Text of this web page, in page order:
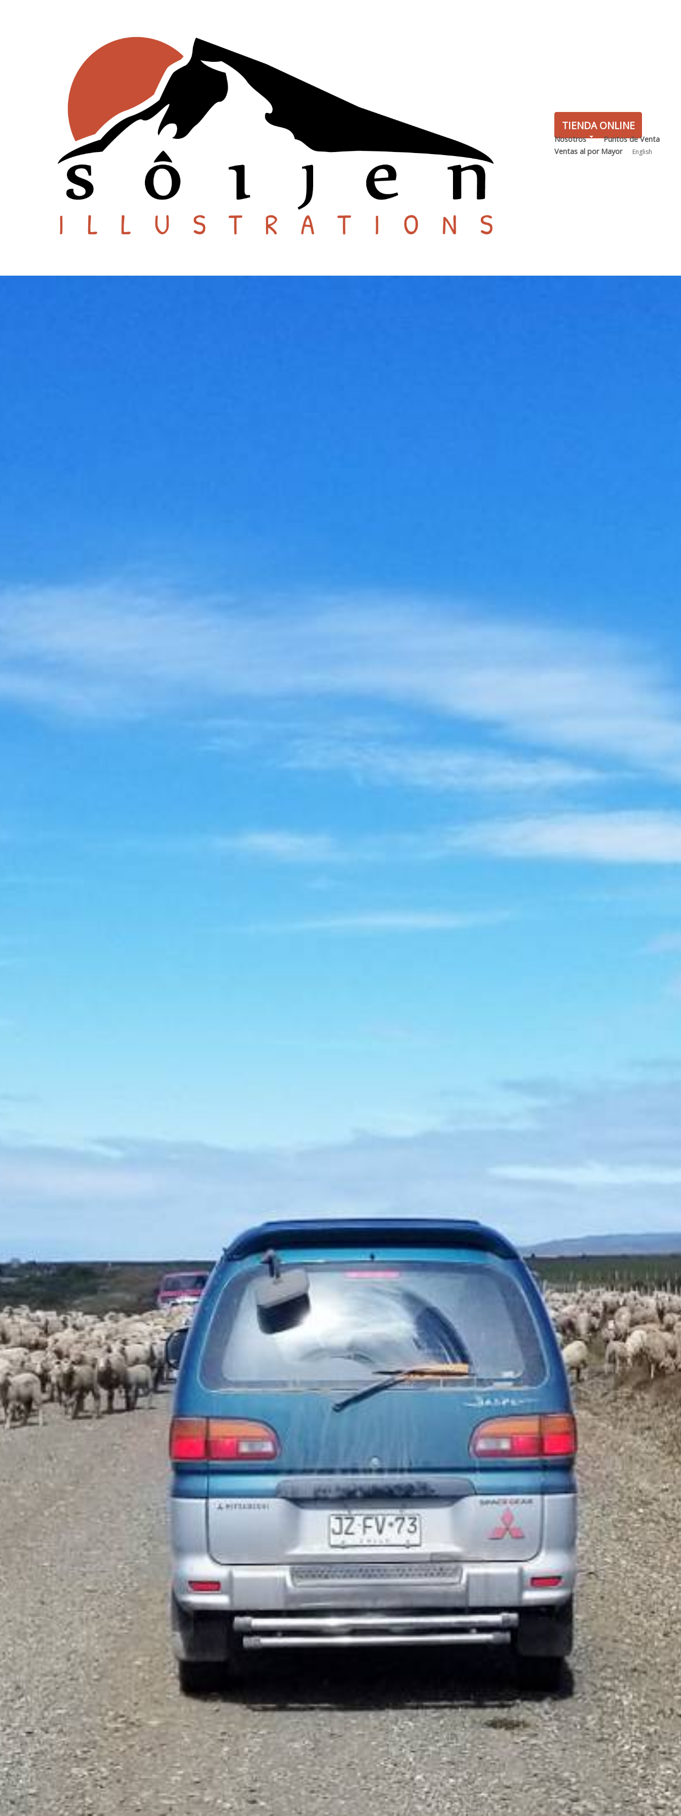
TIENDA ONLINE
Nosotros
Puntos de Venta
Ventas al por Mayor
English